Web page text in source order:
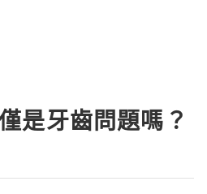
是牙齒問題嗎？